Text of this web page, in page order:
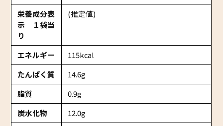
栄養成分表
示 １袋当
り
(推定値)
エネルギー
115kcal
たんぱく質
14.6g
脂質
0.9g
炭水化物
12.0g